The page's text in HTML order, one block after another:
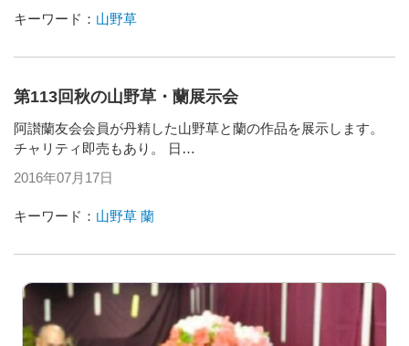
キーワード： 山野草
第113回秋の山野草・蘭展示会
阿讃蘭友会会員が丹精した山野草と蘭の作品を展示します。
チャリティ即売もあり。 日…
2016年07月17日
キーワード： 山野草 蘭